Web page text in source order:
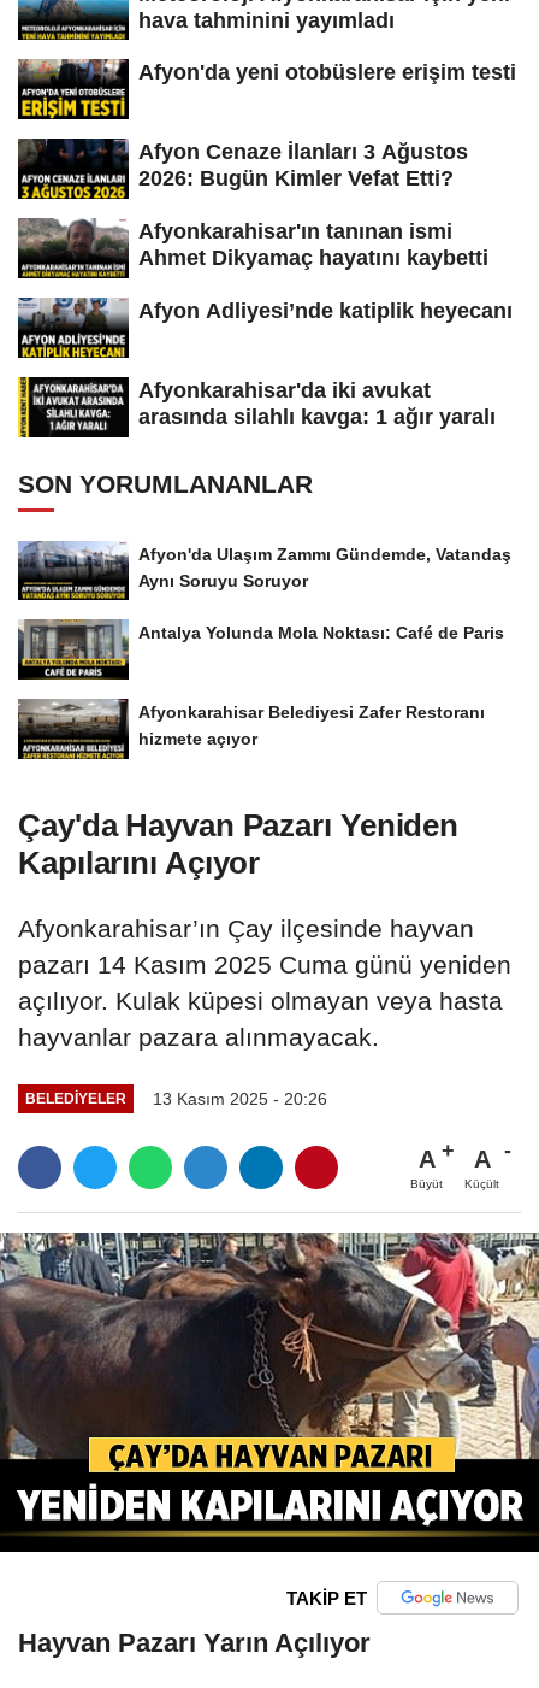
hava tahminini yayımladı
Afyon'da yeni otobüslere erişim testi
Afyon Cenaze İlanları 3 Ağustos
2026: Bugün Kimler Vefat Etti?
Afyonkarahisar'ın tanınan ismi
Ahmet Dikyamaç hayatını kaybetti
Afyon Adliyesi’nde katiplik heyecanı
Afyonkarahisar'da iki avukat
arasında silahlı kavga: 1 ağır yaralı
SON YORUMLANANLAR
Afyon'da Ulaşım Zammı Gündemde, Vatandaş
Aynı Soruyu Soruyor
Antalya Yolunda Mola Noktası: Café de Paris
Afyonkarahisar Belediyesi Zafer Restoranı
hizmete açıyor
Çay'da Hayvan Pazarı Yeniden
Kapılarını Açıyor
Afyonkarahisar’ın Çay ilçesinde hayvan
pazarı 14 Kasım 2025 Cuma günü yeniden
açılıyor. Kulak küpesi olmayan veya hasta
hayvanlar pazara alınmayacak.
BELEDIYELER 13 Kasım 2025 - 20:26
A
Büyüt
A
Küçült
TAKİP ET
Hayvan Pazarı Yarın Açılıyor